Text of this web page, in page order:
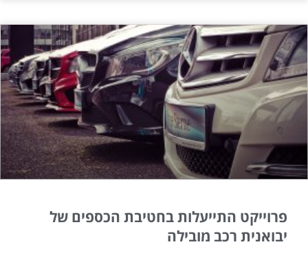
פרוייקט התייעלות בחטיבת הכספים של
יבואנית רכב מובילה